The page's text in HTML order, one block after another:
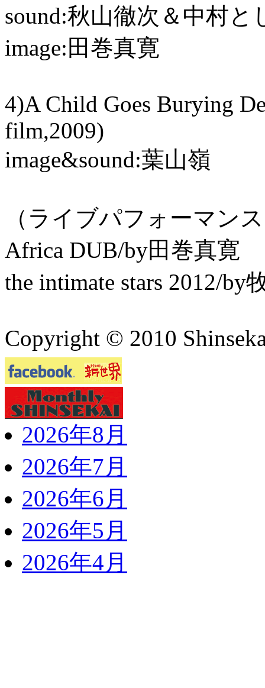
sound:秋山徹次＆中村と
image:田巻真寛
4)A Child Goes Burying
film,2009)
image&sound:葉山嶺
（ライブパフォーマン
Africa DUB/by田巻真寛
the intimate stars 2012/by
Copyright © 2010
2026年8月
2026年7月
2026年6月
2026年5月
2026年4月